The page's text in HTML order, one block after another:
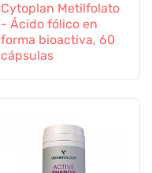
Cytoplan Metilfolato
- Ácido fólico en
forma bioactiva, 60
cápsulas